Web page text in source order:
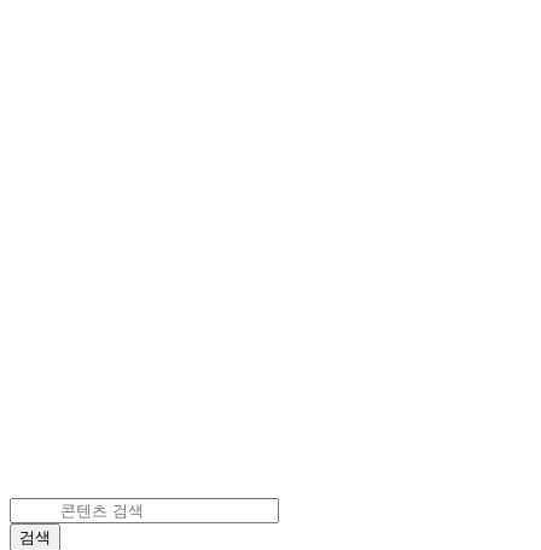
검색